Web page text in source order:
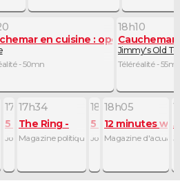
en cuisine : opération
- 50mn
18h10
Cauchemar
Jimmy's Old
Téléréalité -
- 24mn
17h29
5 minutes
Journal - 5mn
17h34
The Ring
Magazine politique - 26mn
18h00
5 minutes
Journal - 5mn
18h05
12 minutes
Magazine